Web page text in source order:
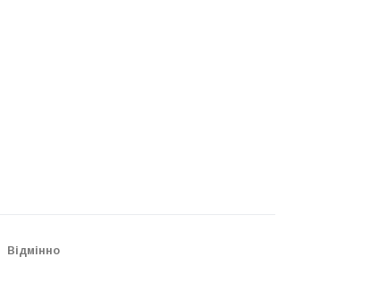
Відмінно